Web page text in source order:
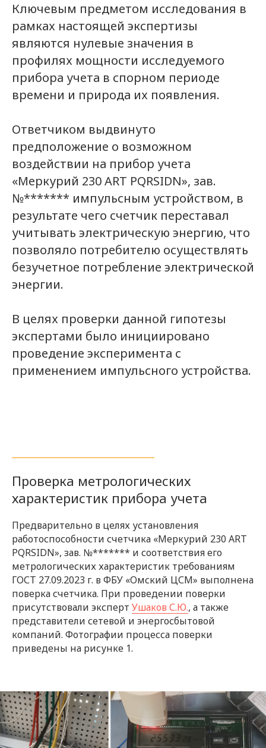
Ключевым предметом исследования в
рамках настоящей экспертизы
являются нулевые значения в
профилях мощности исследуемого
прибора учета в спорном периоде
времени и природа их появления.
Ответчиком выдвинуто
предположение о возможном
воздействии на прибор учета
«Меркурий 230 ART PQRSIDN», зав.
№******* импульсным устройством, в
результате чего счетчик переставал
учитывать электрическую энергию, что
позволяло потребителю осуществлять
безучетное потребление электрической
энергии.
В целях проверки данной гипотезы
экспертами было инициировано
проведение эксперимента с
применением импульсного устройства.
Проверка метрологических
характеристик прибора учета
Предварительно в целях установления
работоспособности счетчика «Меркурий 230 ART
PQRSIDN», зав. №******* и соответствия его
метрологических характеристик требованиям
ГОСТ 27.09.2023 г. в ФБУ «Омский ЦСМ» выполнена
поверка счетчика. При проведении поверки
присутствовали эксперт Ушаков С.Ю., а также
представители сетевой и энергосбытовой
компаний. Фотографии процесса поверки
приведены на рисунке 1.